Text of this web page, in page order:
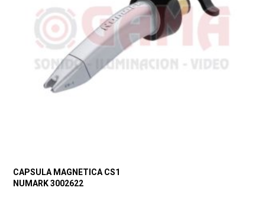
CAPSULA MAGNETICA CS1
NUMARK 3002622